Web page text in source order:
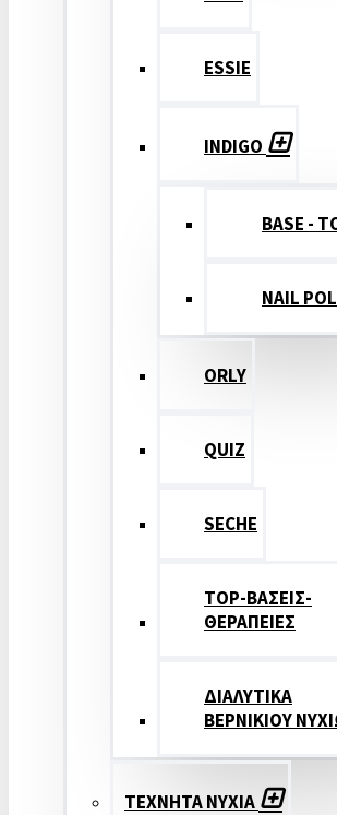
ESSIE
INDIGO
BASE -
NAIL
ORLY
QUIZ
SECHE
TOP-ΒΑΣΕΙΣ-
ΘΕΡΑΠΕΙΕΣ
ΔΙΑΛΥΤΙΚΑ
ΒΕΡΝΙΚΙΟΥ
ΤΕΧΝΗΤΑ ΝΥΧΙΑ